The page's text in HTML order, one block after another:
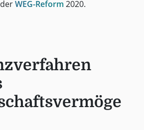
WEG-Reform 2020.